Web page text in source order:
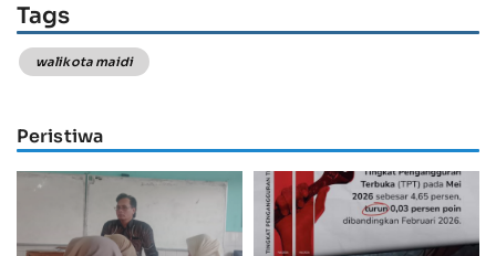
Tags
walikota maidi
Peristiwa